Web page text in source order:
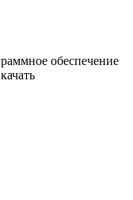
обеспечение